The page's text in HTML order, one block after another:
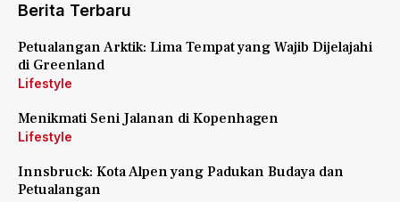
Berita Terbaru
Petualangan Arktik: Lima Tempat yang Wajib Dijelajahi
di Greenland
Lifestyle
Menikmati Seni Jalanan di Kopenhagen
Lifestyle
Innsbruck: Kota Alpen yang Padukan Budaya dan
Petualangan